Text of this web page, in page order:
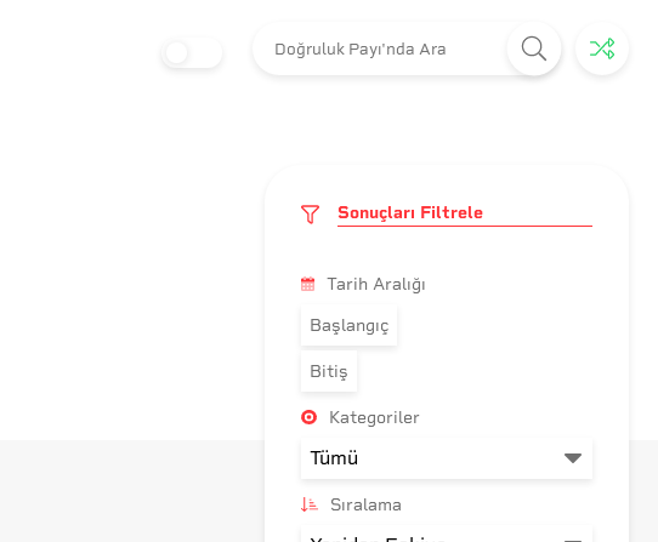
Sonuçları Filtrele
Tarih Aralığı
Başlangıç
Bitiş
Kategoriler
Sıralama